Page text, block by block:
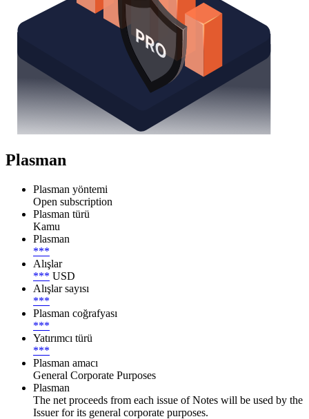
Plasman
Plasman yöntemi
Open subscription
Plasman türü
Kamu
Plasman
***
Alışlar
*** USD
Alışlar sayısı
***
Plasman coğrafyası
***
Yatırımcı türü
***
Plasman amacı
General Corporate Purposes
Plasman
The net proceeds from each issue of Notes will be used by the
Issuer for its general corporate purposes.